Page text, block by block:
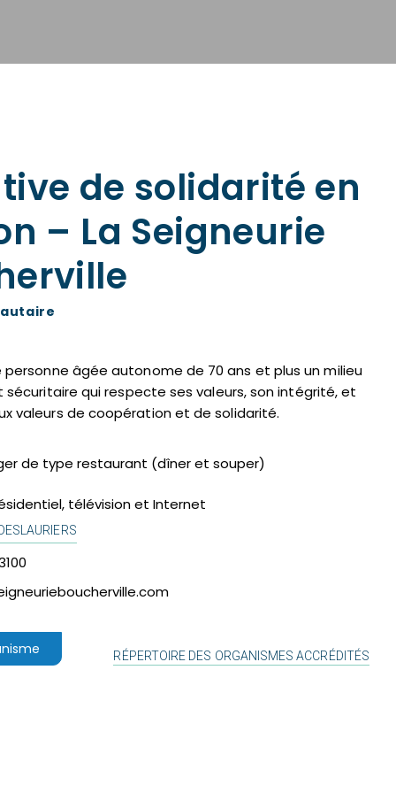
de solidarité en
– La Seigneurie
âgée autonome de 70 ans et plus un milieu
sécuritaire qui respecte ses valeurs, son intégrité, et
valeurs de coopération et de solidarité.
de type restaurant (dîner et souper)
télévision et Internet
RÉPERTOIRE DES ORGANISMES ACCRÉDITÉS